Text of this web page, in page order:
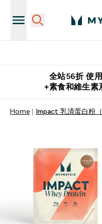
全站56折 使
+素食和維生素
Home Impact 乳清蛋白粉（